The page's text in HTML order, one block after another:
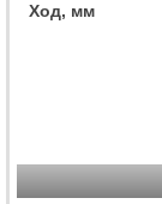
Ход, мм